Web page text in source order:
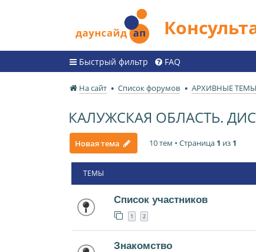
Быстрый фильтр FAQ
На сайт Список форумов АРХИВНЫЕ ТЕМЫ
КАЛУЖСКАЯ ОБЛАСТЬ.
Новая тема 10 тем • Страница 1 из 1
ТЕМЫ
Список участников
1 2
Знакомство